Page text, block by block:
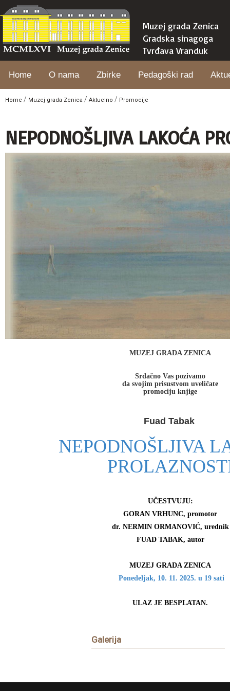
Muzej grada Zenica
Gradska sinagoga
Tvrđava Vranduk
Home O nama Zbirke Pedagoški rad
Home / Muzej grada Zenica / Aktuelno / Promocije
NEPODNOŠLJIVA LAKOĆA
MUZEJ GRADA ZENICA
Srdačno Vas pozivamo
da svojim prisustvom uveličate
promociju knjige
Fuad Tabak
NEPODNOŠLJIVA
UČESTVUJU:
GORAN VRHUNC, promotor
dr. NERMIN ORMANOVIĆ, urednik
FUAD TABAK, autor
MUZEJ GRADA ZENICA
Ponedeljak, 10. 11. 2025. u 19 sati
ULAZ JE BESPLATAN.
Galerija